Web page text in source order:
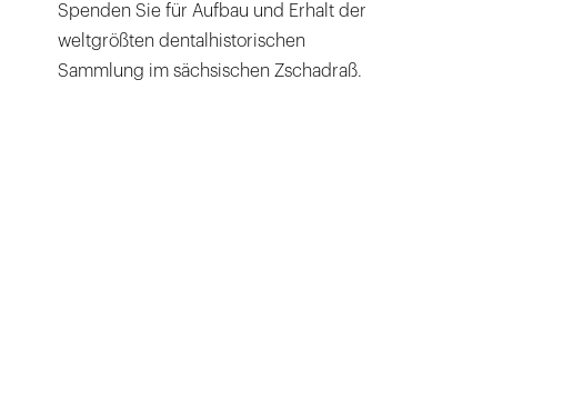
Spenden Sie für Aufbau und Erhalt der
weltgrößten dentalhistorischen
Sammlung im sächsischen Zschadraß.